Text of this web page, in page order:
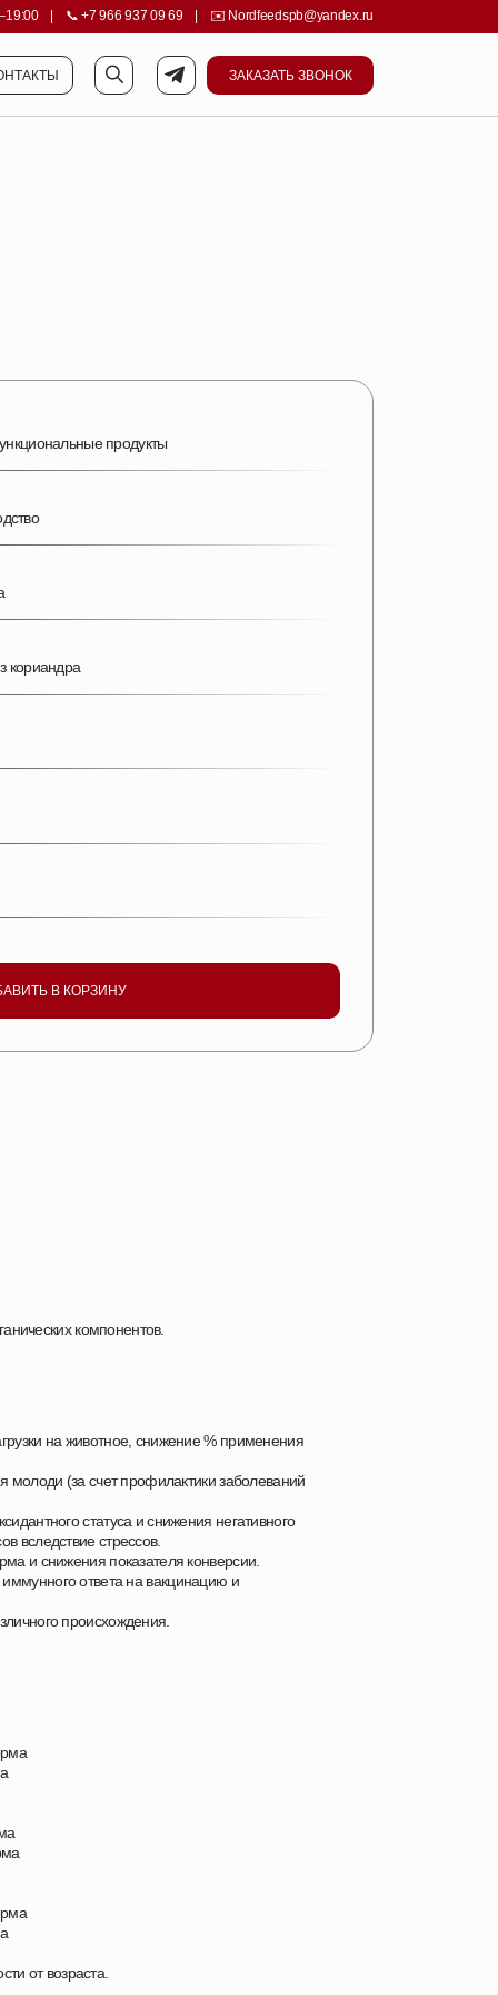
|||| 📞+7 966 937 09 69 ✉️ Nordfeedspb@yandex.ru
ЗАКАЗАТЬ ЗВОНОК
В КОРЗИНУ
продукты
кориандра
компонентов.
на животное, снижение % применения
молоди (за счет профилактики заболеваний
статуса и снижения негативного
вследствие стрессов.
и снижения показателя конверсии.
ответа на вакцинацию и
происхождения.
от возраста.